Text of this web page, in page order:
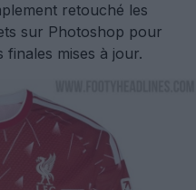
retouché les
sur Photoshop pour
finales mises à jour.